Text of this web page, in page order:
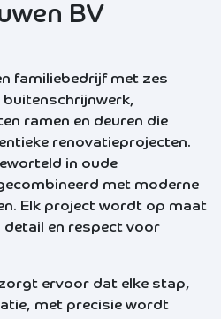
BV
familiebedrijf met zes
ramen en deuren die
renovatieprojecten.
in oude
met moderne
Elk project wordt op maat
en respect voor
ervoor dat elke stap,
met precisie wordt